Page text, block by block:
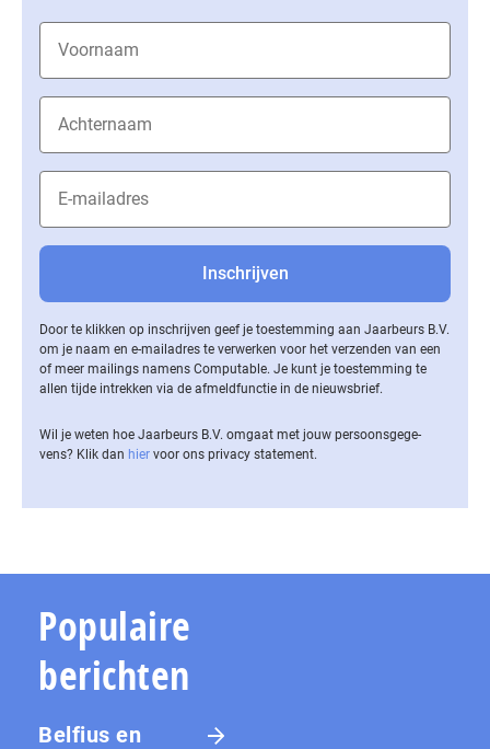
Door te klikken op inschrijven geef je toestemming aan Jaarbeurs B.V.
om je naam en e-mailadres te verwerken voor het verzenden van een
of meer mailings namens Computable. Je kunt je toestemming te
allen tijde intrekken via de af­meld­func­tie in de nieuwsbrief.
Wil je weten hoe Jaarbeurs B.V. omgaat met jouw per­soons­ge­ge­
vens? Klik dan hier voor ons privacy statement.
Populaire
berichten
Belfius en